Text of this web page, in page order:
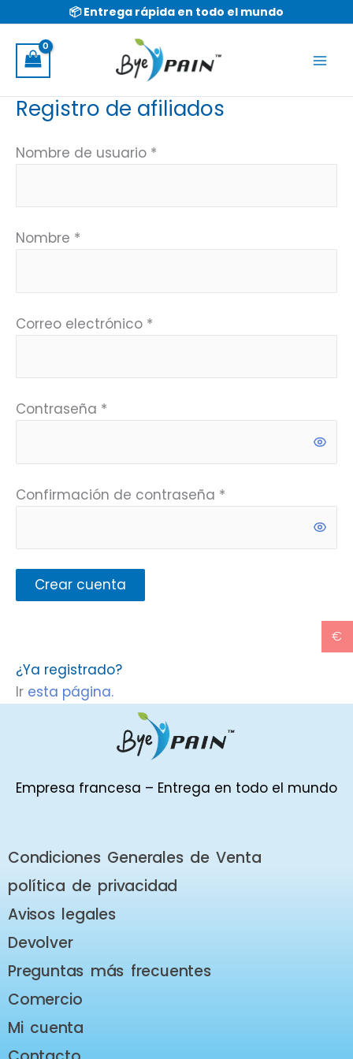
contenido
📦 Entrega rápida en todo el mundo
Registro de afiliados
Nombre de usuario *
Nombre *
Correo electrónico *
Contraseña *
Confirmación de contraseña *
Crear cuenta
¿Ya registrado?
Ir esta página.
Empresa francesa – Entrega en todo el mundo
Condiciones Generales de Venta
política de privacidad
Avisos legales
Devolver
Preguntas más frecuentes
Comercio
Mi cuenta
€